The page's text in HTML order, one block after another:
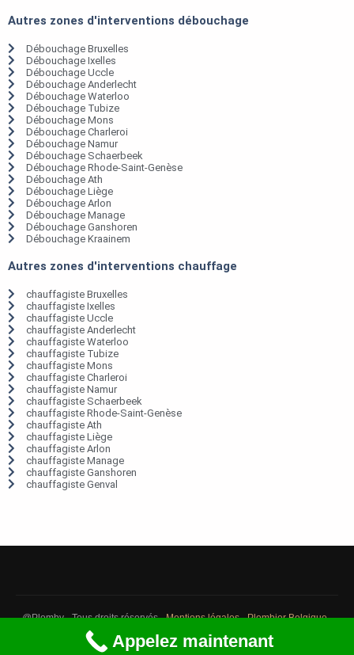
Autres zones d'interventions débouchage
Débouchage Bruxelles
Débouchage Ixelles
Débouchage Uccle
Débouchage Anderlecht
Débouchage Waterloo
Débouchage Tubize
Débouchage Mons
Débouchage Charleroi
Débouchage Namur
Débouchage Schaerbeek
Débouchage Rhode-Saint-Genèse
Débouchage Ath
Débouchage Liège
Débouchage Arlon
Débouchage Manage
Débouchage Ganshoren
Débouchage Kraainem
Autres zones d'interventions chauffage
chauffagiste Bruxelles
chauffagiste Ixelles
chauffagiste Uccle
chauffagiste Anderlecht
chauffagiste Waterloo
chauffagiste Tubize
chauffagiste Mons
chauffagiste Charleroi
chauffagiste Namur
chauffagiste Schaerbeek
chauffagiste Rhode-Saint-Genèse
chauffagiste Ath
chauffagiste Liège
chauffagiste Arlon
chauffagiste Manage
chauffagiste Ganshoren
chauffagiste Genval
@Plomby - Tous droits réservés -Mentions légales-Plombier Belgique-
Débouchage Belgique
Appelez maintenant